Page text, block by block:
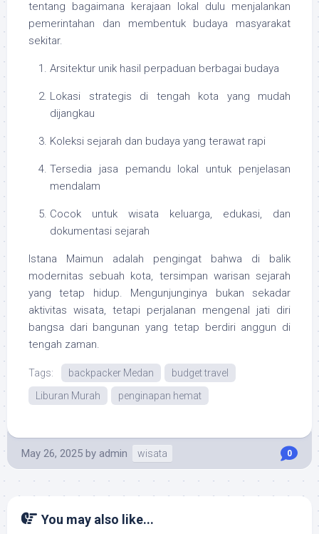
tentang bagaimana kerajaan lokal dulu menjalankan
pemerintahan dan membentuk budaya masyarakat
sekitar.
Arsitektur unik hasil perpaduan berbagai budaya
Lokasi strategis di tengah kota yang mudah
dijangkau
Koleksi sejarah dan budaya yang terawat rapi
Tersedia jasa pemandu lokal untuk penjelasan
mendalam
Cocok untuk wisata keluarga, edukasi, dan
dokumentasi sejarah
Istana Maimun adalah pengingat bahwa di balik
modernitas sebuah kota, tersimpan warisan sejarah
yang tetap hidup. Mengunjunginya bukan sekadar
aktivitas wisata, tetapi perjalanan mengenal jati diri
bangsa dari bangunan yang tetap berdiri anggun di
tengah zaman.
Tags: backpacker Medan
budget travel
Liburan Murah
penginapan hemat
May 26, 2025 by admin wisata 0
You may also like...